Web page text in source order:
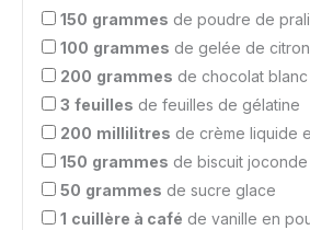
150 grammes de poudre de
100 grammes de gelée de citron
200 grammes de chocolat blanc
3 feuilles de feuilles de gélatine
200 millilitres de crème liquide
150 grammes de biscuit joconde
50 grammes de sucre glace
1 cuillère à café de vanille en